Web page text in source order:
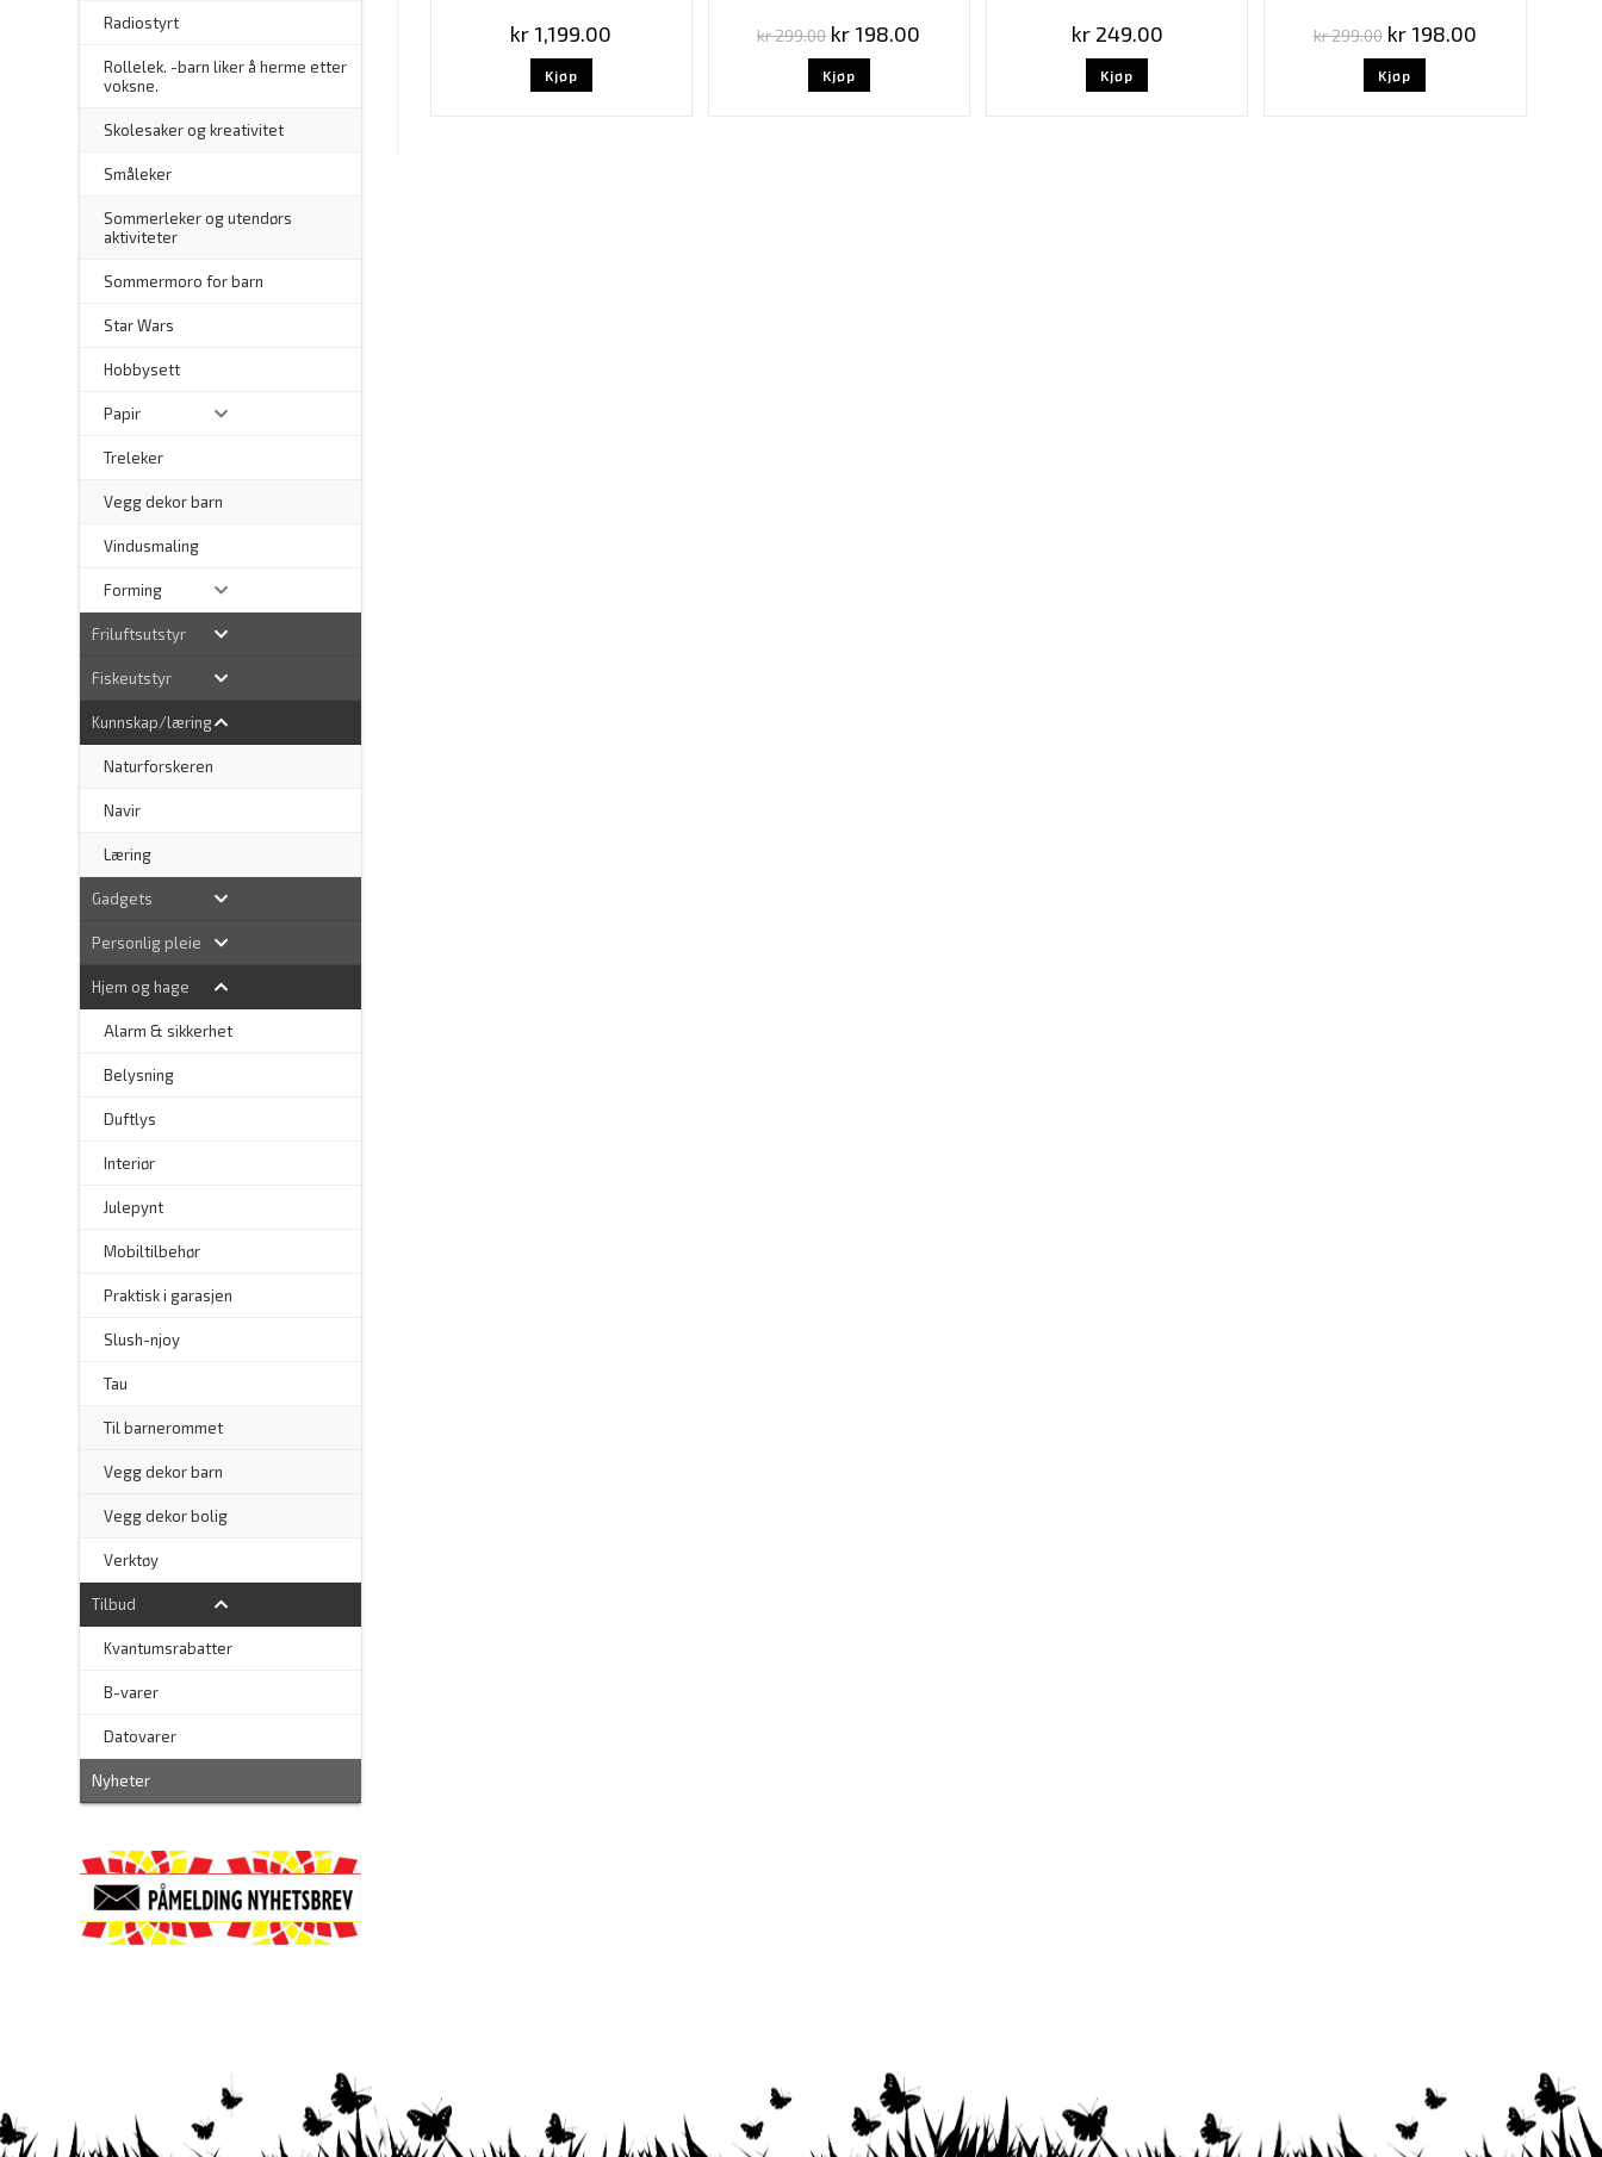
kr 1,199.00
Kjøp
kr299.00 kr 198.00
Kjøp
kr249.00
Kjøp
kr299.00 kr198.00
Kjøp
Radiostyrt
Rollelek. -barn liker å herme etter
voksne.
Skolesaker og kreativitet
Småleker
Sommerleker og utendørs
aktiviteter
Sommermoro for barn
Star Wars
Hobbysett
Papir
Treleker
Vegg dekor barn
Vindusmaling
Forming
Friluftsutstyr
Fiskeutstyr
Kunnskap/læring
Naturforskeren
Navir
Læring
Gadgets
Personlig pleie
Hjem og hage
Alarm & sikkerhet
Belysning
Duftlys
Interiør
Julepynt
Mobiltilbehør
Praktisk i garasjen
Slush-njoy
Tau
Til barnerommet
Vegg dekor barn
Vegg dekor bolig
Verktøy
Tilbud
Kvantumsrabatter
B-varer
Datovarer
Nyheter